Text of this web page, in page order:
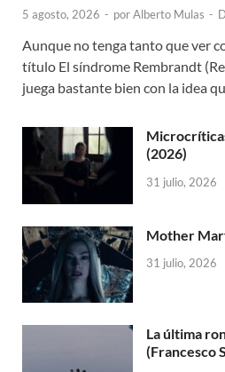
5 agosto, 2026 - porAlberto Mulas -
Aunque no tenga tanto que ver
título El síndrome Rembrandt
juega bastante bien con la idea
(2026)
31 julio, 2026
Mother
31 julio, 2026
La última
(Francesco